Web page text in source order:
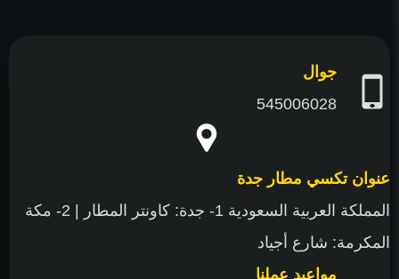
جوال
545006028
عنوان تكسي مطار جدة
المملكة العربية السعودية 1- جدة: كاونتر المطار | 2- مكة
المكرمة: شارع أجياد
مواعيد عملنا